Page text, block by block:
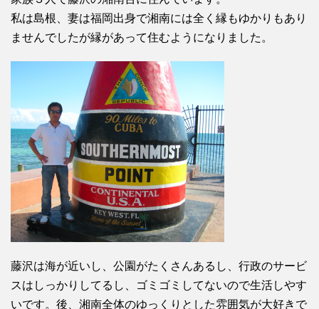
私は島根、妻は福岡出身で湘南には全く縁もゆかりもあり
ませんでしたが縁があって住むようになりました。
藤沢は海が近いし、公園がたくさんあるし、行政のサービ
スはしっかりしてるし、ゴミゴミしてないので生活しやす
いです。後、湘南全体のゆっくりとした雰囲気が大好きで